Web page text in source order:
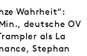
Wahrheit“:
deutsche OV
als La
Stephan